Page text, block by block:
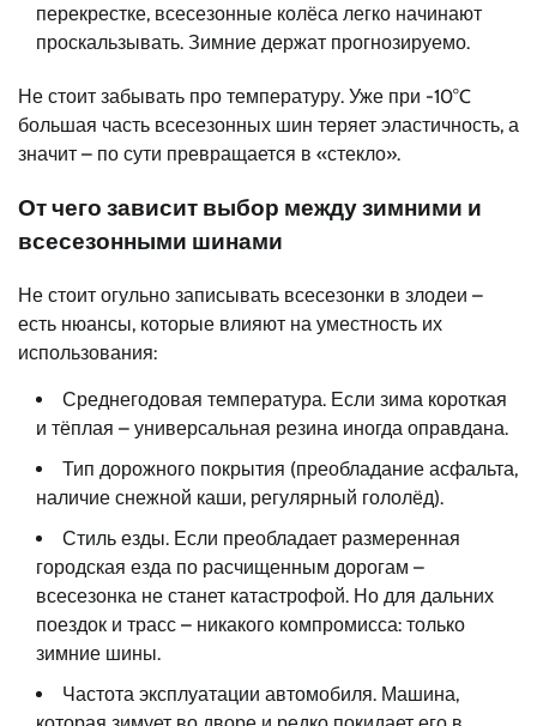
перекрестке, всесезонные колёса легко начинают
проскальзывать. Зимние держат прогнозируемо.
Не стоит забывать про температуру. Уже при -10°C
большая часть всесезонных шин теряет эластичность, а
значит – по сути превращается в «стекло».
От чего зависит выбор между зимними и
всесезонными шинами
Не стоит огульно записывать всесезонки в злодеи –
есть нюансы, которые влияют на уместность их
использования:
Среднегодовая температура. Если зима короткая
и тёплая – универсальная резина иногда оправдана.
Тип дорожного покрытия (преобладание асфальта,
наличие снежной каши, регулярный гололёд).
Стиль езды. Если преобладает размеренная
городская езда по расчищенным дорогам –
всесезонка не станет катастрофой. Но для дальних
поездок и трасс – никакого компромисса: только
зимние шины.
Частота эксплуатации автомобиля. Машина,